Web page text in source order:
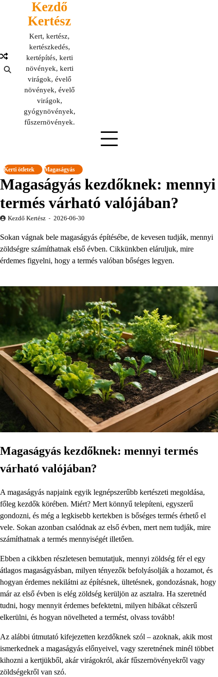
Kezdő
Kertész
Kert, kertész,
kertészkedés,
kertépítés, kerti
növények, kerti
virágok, évelő
növények, évelő
virágok,
gyógynövények,
fűszernövények.
Kerti ötletek Magaságyás
Magaságyás kezdőknek: mennyi
termés várható valójában?
Kezdő Kertész 2026-06-30
Sokan vágnak bele magaságyás építésébe, de kevesen tudják, mennyi
zöldségre számíthatnak első évben. Cikkünkben eláruljuk, mire
érdemes figyelni, hogy a termés valóban bőséges legyen.
Magaságyás kezdőknek: mennyi termés
várható valójában?
A magaságyás napjaink egyik legnépszerűbb kertészeti megoldása,
főleg kezdők körében. Miért? Mert könnyű telepíteni, egyszerű
gondozni, és még a legkisebb kertekben is bőséges termés érhető el
vele. Sokan azonban csalódnak az első évben, mert nem tudják, mire
számíthatnak a termés mennyiségét illetően.
Ebben a cikkben részletesen bemutatjuk, mennyi zöldség fér el egy
átlagos magaságyásban, milyen tényezők befolyásolják a hozamot, és
hogyan érdemes nekilátni az építésnek, ültetésnek, gondozásnak, hogy
már az első évben is elég zöldség kerüljön az asztalra. Ha szeretnéd
tudni, hogy mennyit érdemes befektetni, milyen hibákat célszerű
elkerülni, és hogyan növelheted a termést, olvass tovább!
Az alábbi útmutató kifejezetten kezdőknek szól – azoknak, akik most
ismerkednek a magaságyás előnyeivel, vagy szeretnének minél többet
kihozni a kertjükből, akár virágokról, akár fűszernövényekről vagy
zöldségekről van szó.